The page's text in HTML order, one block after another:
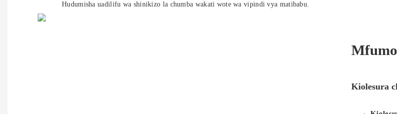
Hudumisha uadilifu wa shinikizo la chumba wakati wote wa vipindi vya matibabu.
Kiolesura